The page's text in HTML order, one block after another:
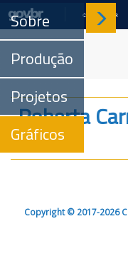
COMUNICA BR
Sobre
Produção
Projetos
Gráficos
Roberta
Pereira
Copyright © 2017-2026